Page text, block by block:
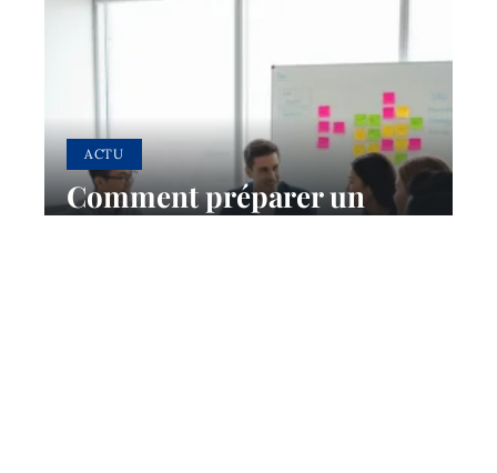
ACTU
Comment préparer un
brief SEO efficace pour son